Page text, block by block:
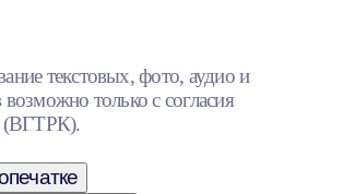
текстовых, фото, аудио и
только с согласия
(ВГТРК).